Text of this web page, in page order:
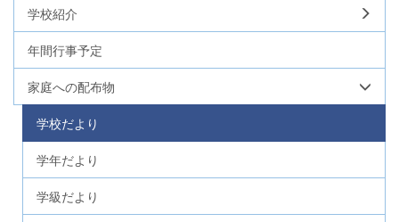
学校紹介
年間行事予定
家庭への配布物
学校だより
学年だより
学級だより